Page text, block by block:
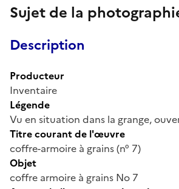
Sujet de la
Description
Producteur
Inventaire
Légende
Vu en situation dans la grange,
Titre courant de l'œuvre
coffre-armoire à grains (n° 7)
Objet
coffre armoire à grains No 7